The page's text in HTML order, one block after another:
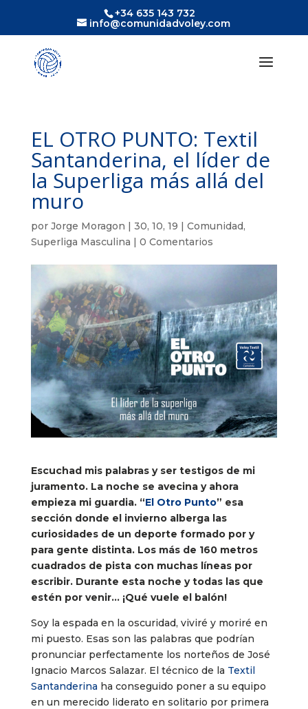
+34 635 143 732
info@comunidadvoley.com
EL OTRO PUNTO: Textil
Santanderina, el líder de
la Superliga más allá del
muro
por Jorge Moragon | 30, 10, 19 | Comunidad,
Superliga Masculina | 0 Comentarios
Escuchad mis palabras y ser testigos de mi
juramento. La noche se avecina y ahora
empieza mi guardia. “El Otro Punto” esa
sección donde el invierno alberga las
curiosidades de un deporte formado por y
para gente distinta. Los más de 160 metros
cuadrados de pista con muchas líneas por
escribir. Durante esta noche y todas las que
estén por venir… ¡Qué vuele el balón!
Soy la espada en la oscuridad, viviré y moriré en
mi puesto. Esas son las palabras que podrían
pronunciar perfectamente los norteños de José
Ignacio Marcos Salazar. El técnico de la Textil
Santanderina ha conseguido poner a su equipo
en un merecido liderato en solitario por primera